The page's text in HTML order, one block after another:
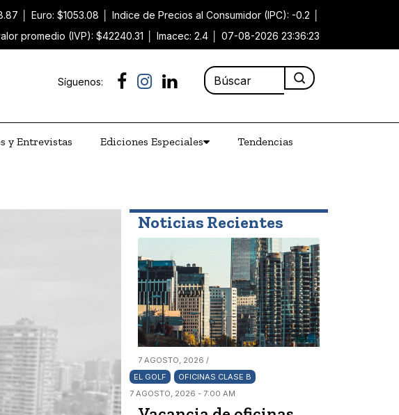
Euro: $1053.08 Indice de Precios al Consumidor (IPC): -0.2
promedio (IVP): $42240.31 Imacec: 2.4 07-08-2026 23:36:23
Síguenos:
y Entrevistas Ediciones Especiales Tendencias
Noticias Recientes
7 AGOSTO, 2026 /
EL GOLF
OFICINAS CLASE B
7 AGOSTO, 2026 - 7:00 AM